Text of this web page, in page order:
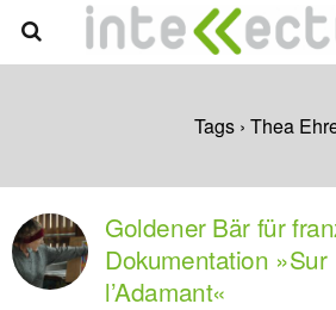
Tags › Thea
Goldener Bär für
Dokumentation »Sur
l’Adamant«